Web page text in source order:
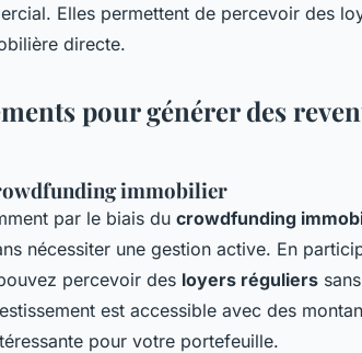
Elles permettent de percevoir des
directe.
pour générer des
immobilier
par le biais du crowdfunding
nécessiter une gestion active. En
percevoir des loyers réguliers
est accessible avec des
pour votre portefeuille.